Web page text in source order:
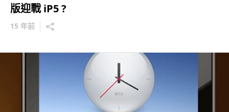
版迎戰 iP5 ?
15 年前